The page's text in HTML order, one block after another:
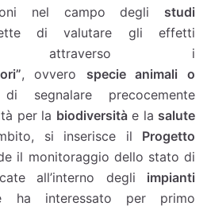
nel campo degli studi
di valutare gli effetti
attraverso i
, ovvero specie animali o
segnalare precocemente
per la biodiversitàe la salute
si inserisce il Progetto
il monitoraggio dello stato di
all’interno degli impianti
interessato per primo